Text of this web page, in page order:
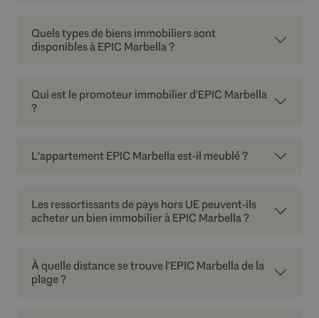
Quels types de biens immobiliers sont
disponibles à EPIC Marbella ?
Qui est le promoteur immobilier d'EPIC Marbella
?
L'appartement EPIC Marbella est-il meublé ?
Les ressortissants de pays hors UE peuvent-ils
acheter un bien immobilier à EPIC Marbella ?
À quelle distance se trouve l'EPIC Marbella de la
plage ?